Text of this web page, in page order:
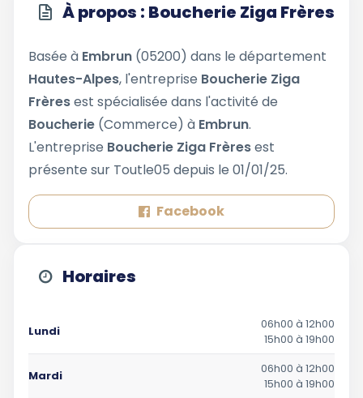
À propos : Boucherie Ziga Frères
Basée à Embrun (05200) dans le département
Hautes-Alpes, l'entreprise Boucherie Ziga
Frèresest spécialisée dans l'activité de
Boucherie (Commerce) à Embrun.
L'entreprise Boucherie Ziga Frèresest
présente sur Toutle05 depuis le 01/01/25.
Facebook
Horaires
Lundi
06h00 à 12h00
15h00 à 19h00
Mardi
06h00 à 12h00
15h00 à 19h00